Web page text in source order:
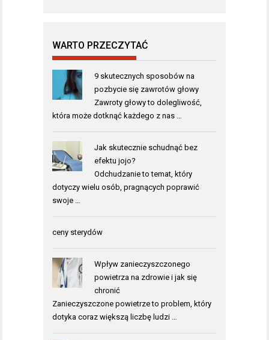
WARTO PRZECZYTAĆ
9 skutecznych sposobów na
pozbycie się zawrotów głowy
Zawroty głowy to dolegliwość,
która może dotknąć każdego z nas …
Jak skutecznie schudnąć bez
efektu jojo?
Odchudzanie to temat, który
dotyczy wielu osób, pragnących poprawić
swoje …
ceny sterydów
Wpływ zanieczyszczonego
powietrza na zdrowie i jak się
chronić
Zanieczyszczone powietrze to problem, który
dotyka coraz większą liczbę ludzi …